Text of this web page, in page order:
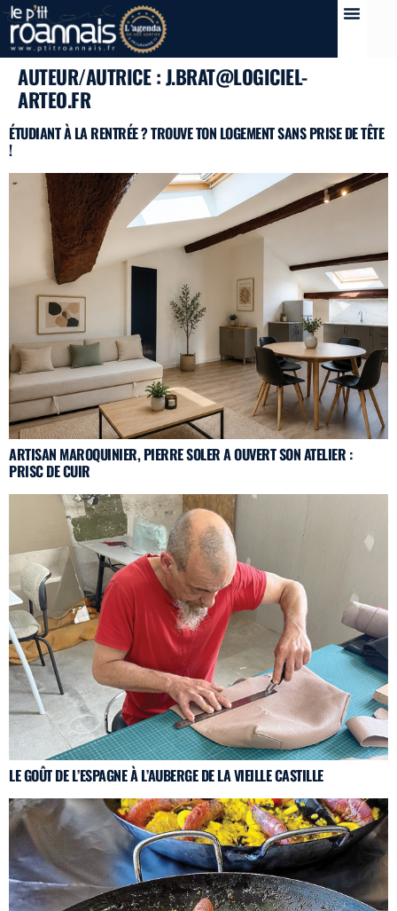
AUTEUR/AUTRICE :J.BRAT@LOGICIEL-
ARTEO.FR
ÉTUDIANT À LA RENTRÉE ? TROUVE TON LOGEMENT SANS PRISE DE TÊTE
!
ARTISAN MAROQUINIER, PIERRE SOLER A OUVERT SON ATELIER :
PRISC DE CUIR
LE GOÛT DE L’ESPAGNE À L’AUBERGE DE LA VIEILLE CASTILLE